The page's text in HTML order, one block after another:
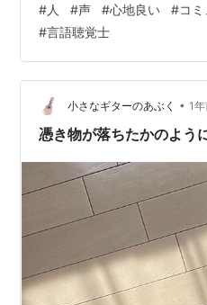
みが含まれていない,、何気
が好きなんです。 自分に関
い話題でも、ただただ人が
のです。 子供の頃、私の家
いました。 ただおしゃべり
人、お酒を飲みに来る人。
#人 #声 #心地良い #コ
#言語聴覚士
小さなギターのあぶく • 1
憑き物が落ちたかのよう